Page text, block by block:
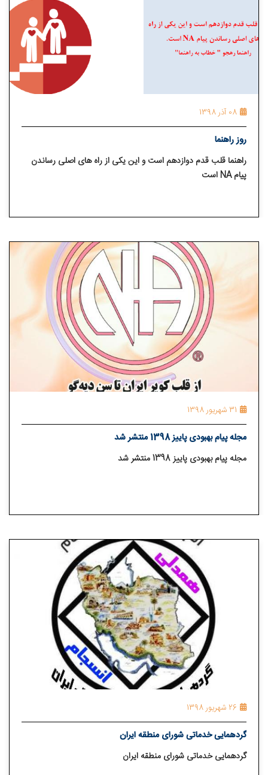
08 آذر 1398
روز راهنما
راهنما قلب قدم دوازدهم است و این یکی از راه های اصلی رساندن
پیام NA است
31 شهریور 1398
مجله پیام بهبودی پاییز 1398 منتشر شد
مجله پیام بهبودی پاییز 1398 منتشر شد
26 شهریور 1398
گردهمایی خدماتی شورای منطقه ایران
گردهمایی خدماتی شورای منطقه ایران